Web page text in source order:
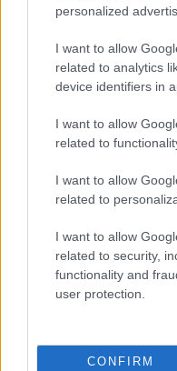
personalized
I want to allow
related to analytics
device identifiers in
I want to allow
related to
I want to allow
related to
I want to allow
related to security,
functionality and
user protection.
CONFIRM